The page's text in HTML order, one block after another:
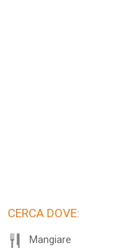
CERCA DOVE:
Mangiare